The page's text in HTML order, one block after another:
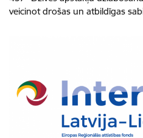
veicinot drošas un atbildīgas